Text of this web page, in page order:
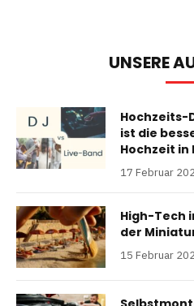
UNSERE
Hochzeits-
ist die
Hochzeit in
17 Februar
High-Tech
der
15 Februar